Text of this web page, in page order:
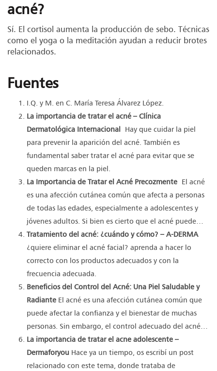
acné?
Sí. El cortisol aumenta la producción de sebo. Técnicas
como el yoga o la meditación ayudan a reducir brotes
relacionados.
Fuentes
I.Q. y M. en C. María Teresa Álvarez López.
La importancia de tratar el acné – Clínica
Dermatológica Internacional Hay que cuidar la piel
para prevenir la aparición del acné. También es
fundamental saber tratar el acné para evitar que se
queden marcas en la piel.
La Importancia de Tratar el Acné Precozmente El acné
es una afección cutánea común que afecta a personas
de todas las edades, especialmente a adolescentes y
jóvenes adultos. Si bien es cierto que el acné puede…
Tratamiento del acné: ¿cuándo y cómo? – A-DERMA
¿quiere eliminar el acné facial? aprenda a hacer lo
correcto con los productos adecuados y con la
frecuencia adecuada.
Beneficios del Control del Acné: Una Piel Saludable y
Radiante El acné es una afección cutánea común que
puede afectar la confianza y el bienestar de muchas
personas. Sin embargo, el control adecuado del acné…
La importancia de tratar el acne adolescente –
Dermaforyou Hace ya un tiempo, os escribí un post
relacionado con este tema, donde trataba de